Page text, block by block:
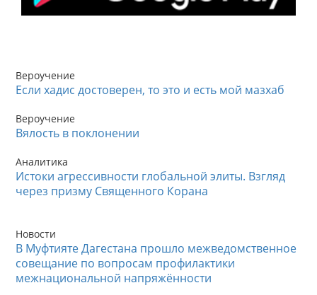
Вероучение
Если хадис достоверен, то это и есть мой мазхаб
Вероучение
Вялость в поклонении
Аналитика
Истоки агрессивности глобальной элиты. Взгляд
через призму Священного Корана
Новости
В Муфтияте Дагестана прошло межведомственное
совещание по вопросам профилактики
межнациональной напряжённости